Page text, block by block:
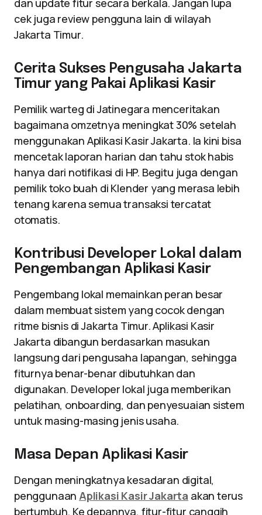
dan update fitur secara berkala. Jangan lupa
cek juga review pengguna lain di wilayah
Jakarta Timur.
Cerita Sukses Pengusaha Jakarta
Timur yang Pakai Aplikasi Kasir
Pemilik warteg di Jatinegara menceritakan
bagaimana omzetnya meningkat 30% setelah
menggunakan Aplikasi Kasir Jakarta. Ia kini bisa
mencetak laporan harian dan tahu stok habis
hanya dari notifikasi di HP. Begitu juga dengan
pemilik toko buah di Klender yang merasa lebih
tenang karena semua transaksi tercatat
otomatis.
Kontribusi Developer Lokal dalam
Pengembangan Aplikasi Kasir
Pengembang lokal memainkan peran besar
dalam membuat sistem yang cocok dengan
ritme bisnis di Jakarta Timur. Aplikasi Kasir
Jakarta dibangun berdasarkan masukan
langsung dari pengusaha lapangan, sehingga
fiturnya benar-benar dibutuhkan dan
digunakan. Developer lokal juga memberikan
pelatihan, onboarding, dan penyesuaian sistem
untuk masing-masing jenis usaha.
Masa Depan Aplikasi Kasir
Dengan meningkatnya kesadaran digital,
penggunaan Aplikasi Kasir Jakarta akan terus
bertumbuh. Ke depannya, fitur-fitur canggih